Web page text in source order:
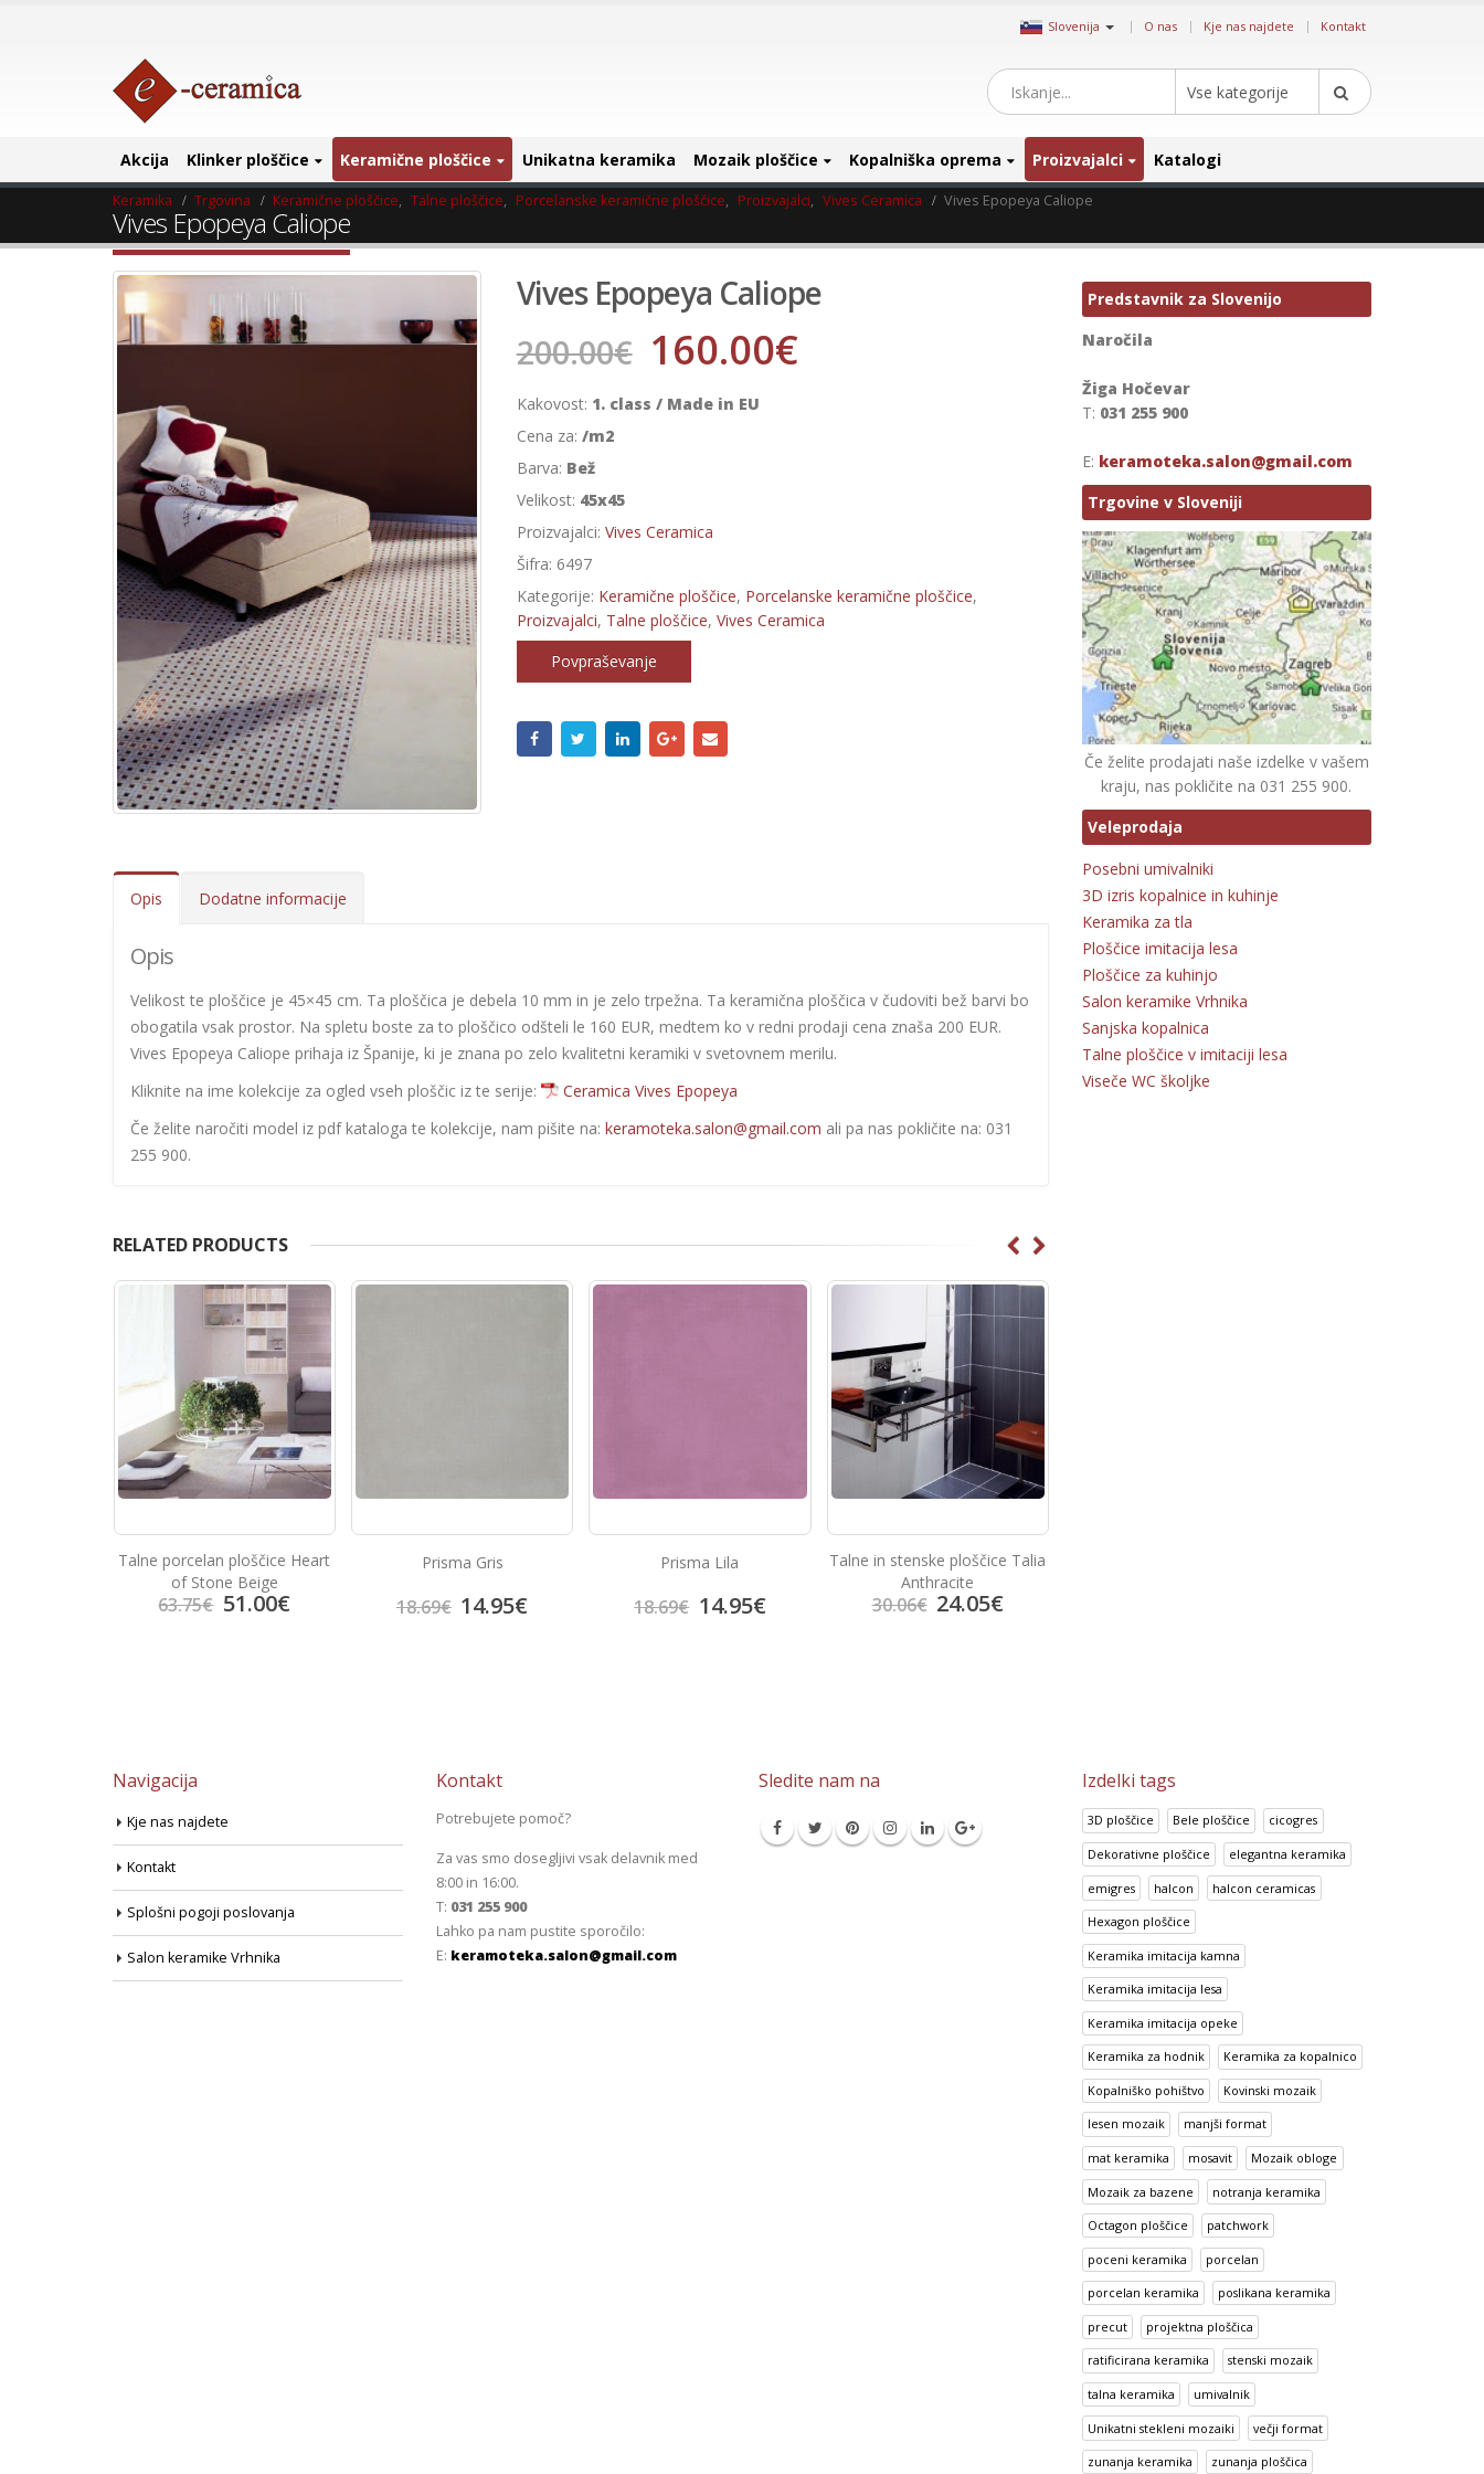
Slovenija | O nas Kje nas najdete Kontakt
Vse kategorije
Akcija Klinker ploščice Keramične ploščice Unikatna keramika Mozaik ploščice Kopalniška oprema Proizvajalci Katalogi
Keramika Trgovina Keramične ploščice, Talne ploščice, Porcelanske keramične ploščice, Proizvajalci, Vives Ceramica Vives Epopeya Caliope
Vives Epopeya Caliope
Vives Epopeya Caliope
200.00€ 160.00€
Kakovost: 1. class / Made in EU
Cena za: /m2
Barva: Bež
Velikost: 45x45
Proizvajalci: Vives Ceramica
Šifra: 6497
Kategorije: Keramične ploščice, Porcelanske keramične ploščice,
Proizvajalci, Talne ploščice, Vives Ceramica
Povpraševanje
Opis Dodatne informacije
Opis
Velikost te ploščice je 45×45 cm. Ta ploščica je debela 10 mm in je zelo trpežna. Ta keramična ploščica v čudoviti bež barvi bo
obogatila vsak prostor. Na spletu boste za to ploščico odšteli le 160 EUR, medtem ko v redni prodaji cena znaša 200 EUR.
Vives Epopeya Caliope prihaja iz Španije, ki je znana po zelo kvalitetni keramiki v svetovnem merilu.
Kliknite na ime kolekcije za ogled vseh ploščic iz te serije:
Ceramica Vives Epopeya
Če želite naročiti model iz pdf kataloga te kolekcije, nam pišite na: keramoteka.salon@gmail.com ali pa nas pokličite na: 031
255 900.
RELATED PRODUCTS
Prisma Gris
18.69€ 14.95€
Prisma Lila
18.69€ 14.95€
Talne in stenske ploščice Talia
30.06€ 24.05€
Bambu Beige
17.41€ 13.92€
Predstavnik za Slovenijo
Naročila
Žiga Hočevar
T: 031 255 900
E: keramoteka.salon@gmail.com
Trgovine v Sloveniji
Če želite prodajati naše izdelke v vašem
kraju, nas pokličite na 031 255 900.
Veleprodaja
Posebni umivalniki
3D izris kopalnice in kuhinje
Keramika za tla
Ploščice imitacija lesa
Ploščice za kuhinjo
Salon keramike Vrhnika
Sanjska kopalnica
Talne ploščice v imitaciji lesa
Viseče WC školjke
Navigacija
Kje nas najdete
Kontakt
Splošni pogoji poslovanja
Salon keramike Vrhnika
Kontakt
Potrebujete pomoč?
Za vas smo dosegljivi vsak delavnik med
8:00 in 16:00.
T: 031 255 900
Lahko pa nam pustite sporočilo:
E: keramoteka.salon@gmail.com
Sledite nam na Izdelki tags
3D ploščice Bele ploščice cicogres
Dekorativne ploščice elegantna keramika
emigres halcon halcon ceramicas
Hexagon ploščice
Keramika imitacija kamna
Keramika imitacija lesa
Keramika imitacija opeke
Keramika za hodnik Keramika za kopalnico
Kopalniško pohištvo Kovinski mozaik
lesen mozaik manjši format
mat keramika mosavit Mozaik obloge
Mozaik za bazene notranja keramika
Octagon ploščice patchwork
poceni keramika porcelan
porcelan keramika poslikana keramika
precut projektna ploščica
ratificirana keramika stenski mozaik
talna keramika umivalnik
Unikatni stekleni mozaiki večji format
zunanja keramika zunanja ploščica